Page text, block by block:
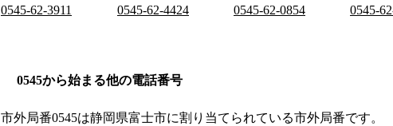
0545-62-3911
0545-62-4424 0545-62-0854 0545-
0545から始まる他の電話番号
市外局番0545は静岡県富士市に割り当てられている市外局番です。